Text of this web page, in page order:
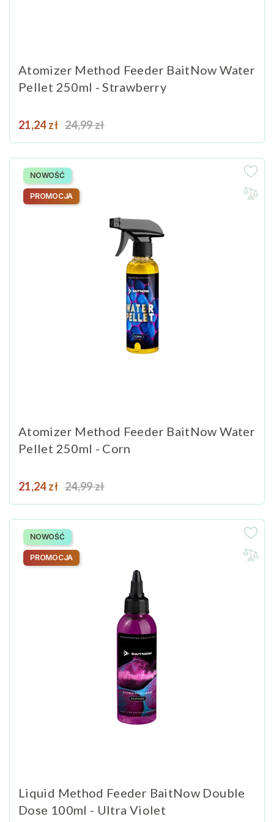
Atomizer Method Feeder BaitNow Water
Pellet 250ml - Strawberry
Cena
21,24 zł Cena podstawowa
24,99 zł
Atomizer Method Feeder BaitNow Water
Pellet 250ml - Corn
Cena
21,24 zł Cena podstawowa
24,99 zł
NOWOŚĆ
PROMOCJA
Liquid Method Feeder BaitNow Double
Dose 100ml - Ultra Violet
NOWOŚĆ
PROMOCJA